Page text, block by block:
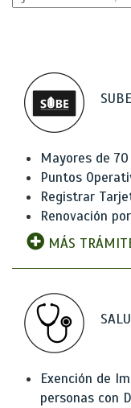
SUBE
Mayores de
Puntos
Registrar
Renovación
MÁS
Exención de
personas con